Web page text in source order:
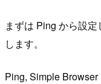
まずは Ping から設定
します。
Ping, Simple